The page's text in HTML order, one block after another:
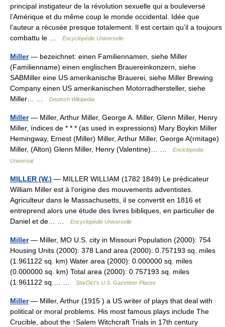
principal instigateur de la révolution sexuelle qui a bouleversé
l’Amérique et du même coup le monde occidental. Idée que
l’auteur a récusée presque totalement. Il est certain qu’il a toujours
combattu le …
Encyclopédie Universelle
Miller— bezeichnet: einen Familiennamen, siehe Miller
(Familienname) einen englischen Brauereinkonzern, siehe
SABMiller eine US amerikanische Brauerei, siehe Miller Brewing
Company einen US amerikanischen Motorradhersteller, siehe
Miller… …
Deutsch Wikipedia
Miller— Miller, Arthur Miller, George A. Miller, Glenn Miller, Henry
Miller, índices de * * * (as used in expressions) Mary Boykin Miller
Hemingway, Ernest (Miller) Miller, Arthur Miller, George A(rmitage)
Miller, (Alton) Glenn Miller, Henry (Valentine)… …
Enciclopedia
Universal
MILLER (W.) — MILLER WILLIAM (1782 1849) Le prédicateur
William Miller est à l’origine des mouvements adventistes.
Agriculteur dans le Massachusetts, il se convertit en 1816 et
entreprend alors une étude des livres bibliques, en particulier de
Daniel et de… …
Encyclopédie Universelle
Miller— Miller, MO U.S. city in Missouri Population (2000): 754
Housing Units (2000): 378 Land area (2000): 0.757193 sq. miles
(1.961122 sq. km) Water area (2000): 0.000000 sq. miles
(0.000000 sq. km) Total area (2000): 0.757193 sq. miles
(1.961122 sq.… …
StarDict's U.S. Gazetteer Places
Miller— Miller, Arthur (1915 ) a US writer of plays that deal with
political or moral problems. His most famous plays include The
Crucible, about the ↑Salem Witchcraft Trials in 17th century